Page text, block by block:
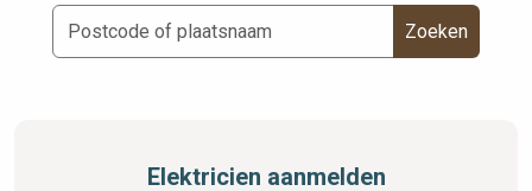
Zoeken
Elektricien aanmelden